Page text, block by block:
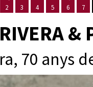
2
3
4
5
6
7
&
70 anys